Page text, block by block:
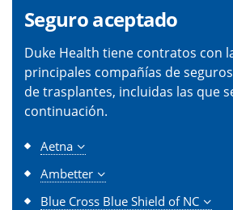
Seguro aceptado
Duke Health tiene contratos con
principales compañías de
de trasplantes, incluidas las que
continuación.
Aetna
Ambetter
Blue Cross Blue Shield of NC